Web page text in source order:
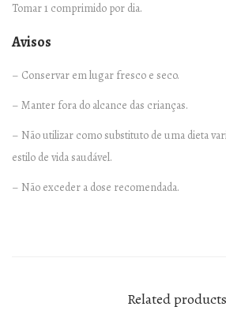
Tomar 1 comprimido por dia.
Avisos
– Conservar em lugar fresco e seco.
– Manter fora do alcance das crianças.
– Não utilizar como substituto de uma dieta
estilo de vida saudável.
– Não exceder a dose recomendada.
Related products